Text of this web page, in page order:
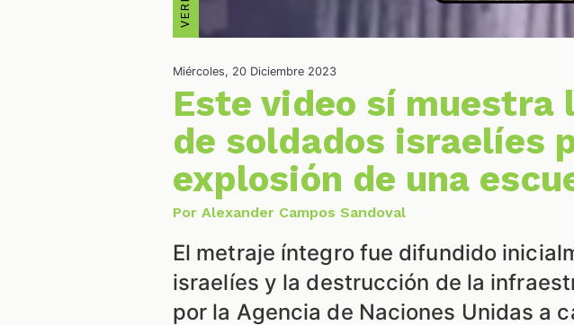
Miércoles, 20 Diciembre 2023
Este video sí muestra
de soldados israelíes
explosión de una
Por Alexander Campos Sandoval
El metraje íntegro fue difundido
israelíes y la destrucción de la
por la Agencia de Naciones Unidas a